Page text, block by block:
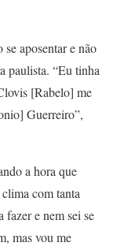
aposentar e não
paulista. “Eu tinha
[Rabelo] me
Guerreiro”,
a hora que
com tanta
fazer e nem sei se
mas vou me